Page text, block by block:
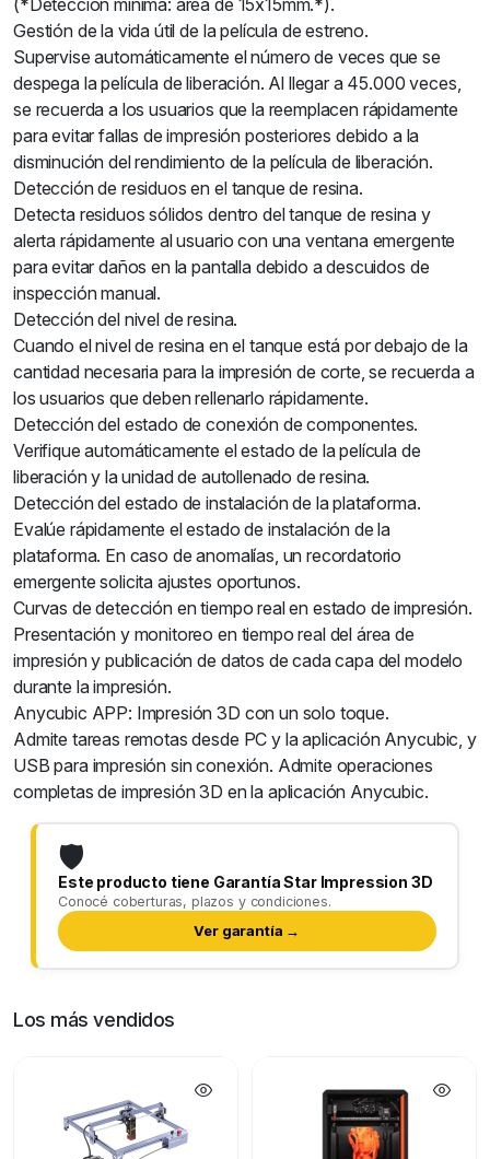
(*Detección mínima: área de 15x15mm.*).
Gestión de la vida útil de la película de estreno.
Supervise automáticamente el número de veces que se
despega la película de liberación. Al llegar a 45.000 veces,
se recuerda a los usuarios que la reemplacen rápidamente
para evitar fallas de impresión posteriores debido a la
disminución del rendimiento de la película de liberación.
Detección de residuos en el tanque de resina.
Detecta residuos sólidos dentro del tanque de resina y
alerta rápidamente al usuario con una ventana emergente
para evitar daños en la pantalla debido a descuidos de
inspección manual.
Detección del nivel de resina.
Cuando el nivel de resina en el tanque está por debajo de la
cantidad necesaria para la impresión de corte, se recuerda a
los usuarios que deben rellenarlo rápidamente.
Detección del estado de conexión de componentes.
Verifique automáticamente el estado de la película de
liberación y la unidad de autollenado de resina.
Detección del estado de instalación de la plataforma.
Evalúe rápidamente el estado de instalación de la
plataforma. En caso de anomalías, un recordatorio
emergente solicita ajustes oportunos.
Curvas de detección en tiempo real en estado de impresión.
Presentación y monitoreo en tiempo real del área de
impresión y publicación de datos de cada capa del modelo
durante la impresión.
Anycubic APP: Impresión 3D con un solo toque.
Admite tareas remotas desde PC y la aplicación Anycubic, y
USB para impresión sin conexión. Admite operaciones
completas de impresión 3D en la aplicación Anycubic.
🛡️
Este producto tiene Garantía Star Impression 3D
Conocé coberturas, plazos y condiciones.
Ver garantía →
Los más vendidos